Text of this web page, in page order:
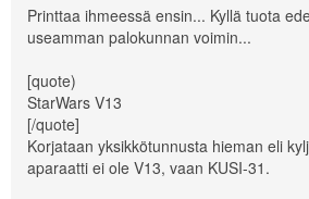
Printtaa ihmeessä ensin... Kyllä tuota
useamman palokunnan voimin...
[quote)
StarWars V13
[/quote]
Korjataan yksikkötunnusta hieman eli
aparaatti ei ole V13, vaan KUSI-31.